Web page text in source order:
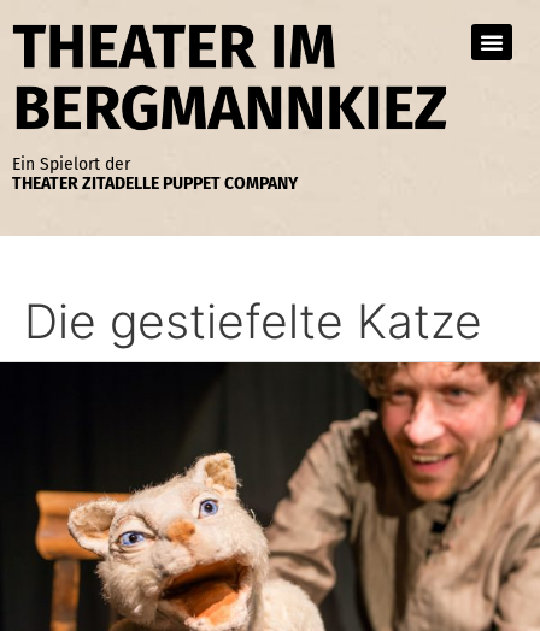
Inhalt
springen
Ein Spielort der
THEATER ZITADELLE PUPPET COMPANY
Die gestiefelte Katze